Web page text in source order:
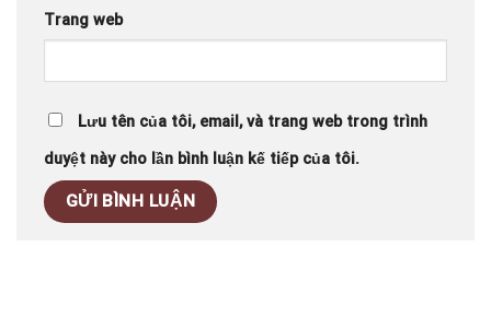
Trang web
Lưu tên của tôi, email, và trang web trong trình
duyệt này cho lần bình luận kế tiếp của tôi.